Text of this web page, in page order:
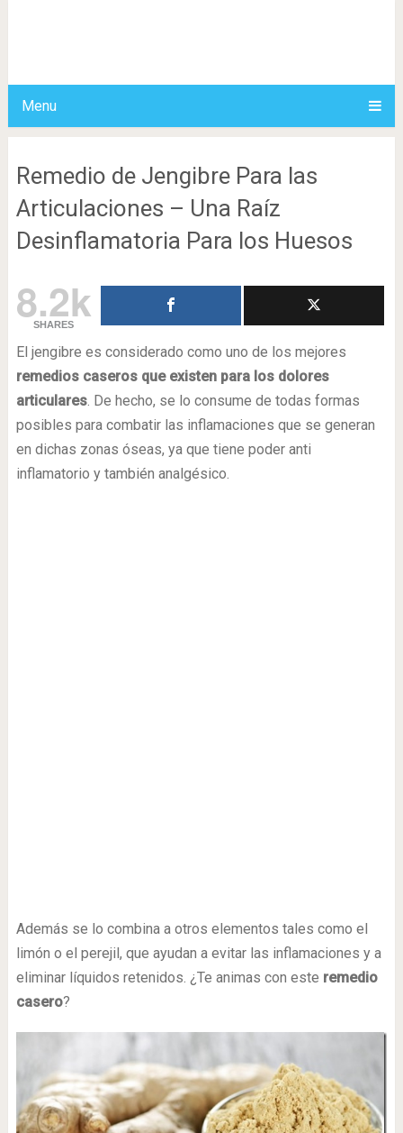
Menu
Remedio de Jengibre Para las
Articulaciones – Una Raíz
Desinflamatoria Para los Huesos
8.2k
SHARES
El jengibre es considerado como uno de los mejores
remedios caseros que existen para los dolores
articulares. De hecho, se lo consume de todas formas
posibles para combatir las inflamaciones que se generan
en dichas zonas óseas, ya que tiene poder anti
inflamatorio y también analgésico.
Además se lo combina a otros elementos tales como el
limón o el perejil, que ayudan a evitar las inflamaciones y a
eliminar líquidos retenidos. ¿Te animas con este remedio
casero?